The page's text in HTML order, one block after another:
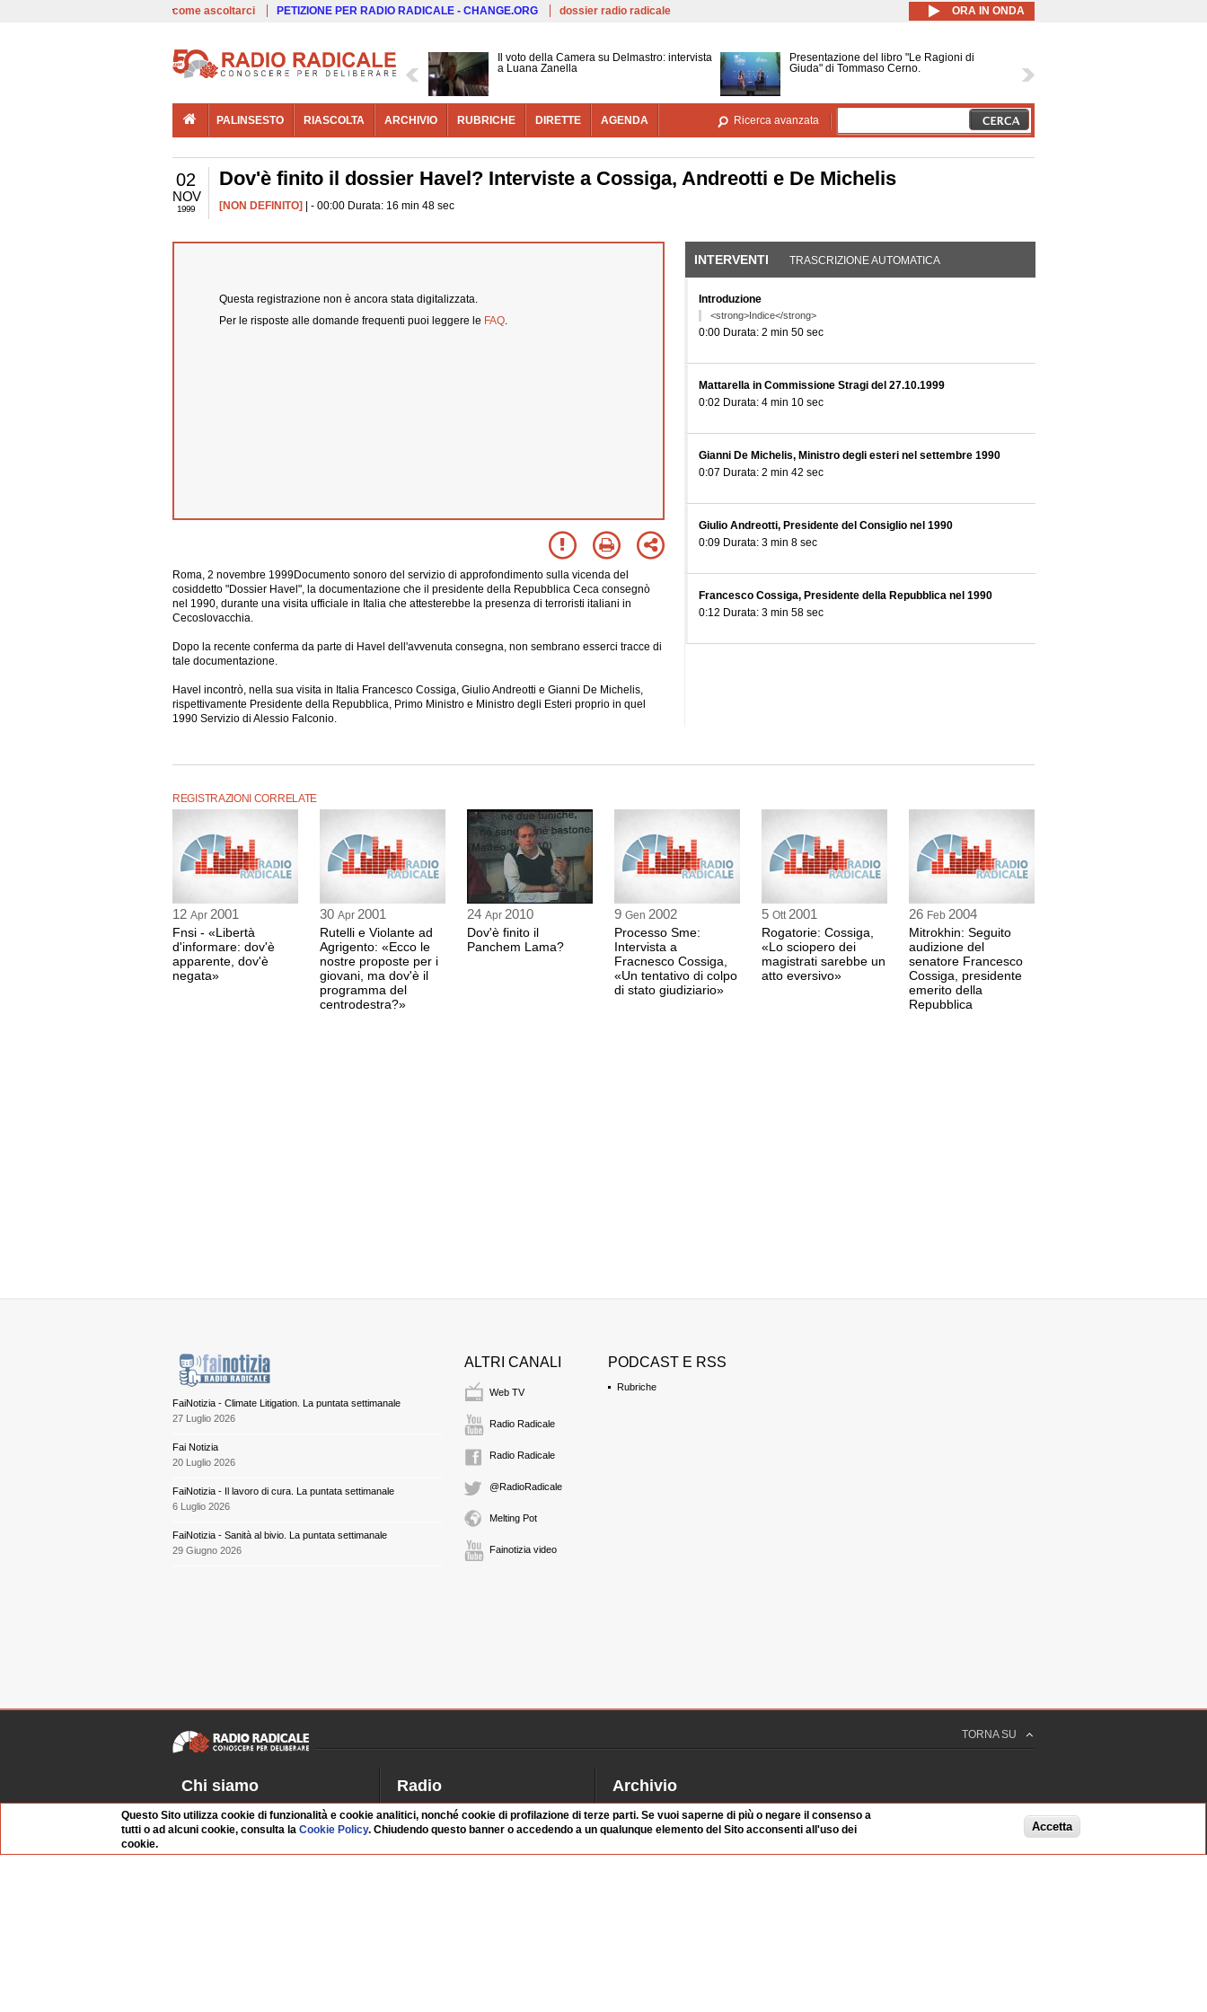
Salta al contenuto principale
come ascoltarci PETIZIONE PER RADIO RADICALE - CHANGE.ORG dossier radio radicale ORA IN ONDA
Il voto della Camera su Delmastro: intervista
a Luana Zanella
Presentazione del libro "Le Ragioni di
Giuda" di Tommaso Cerno.
PALINSESTO RIASCOLTA ARCHIVIO RUBRICHE DIRETTE AGENDA Ricerca avanzata
02
NOV
1999
Dov'è finito il dossier Havel? Interviste a Cossiga, Andreotti e De Michelis
[NON DEFINITO] | - 00:00 Durata: 16 min 48 sec
Questa registrazione non è ancora stata digitalizzata.
Per le risposte alle domande frequenti puoi leggere le FAQ.
Roma, 2 novembre 1999Documento sonoro del servizio di approfondimento sulla vicenda del
cosiddetto "Dossier Havel", la documentazione che il presidente della Repubblica Ceca consegnò
nel 1990, durante una visita ufficiale in Italia che attesterebbe la presenza di terroristi italiani in
Cecoslovacchia.
Dopo la recente conferma da parte di Havel dell'avvenuta consegna, non sembrano esserci tracce di
tale documentazione.
Havel incontrò, nella sua visita in Italia Francesco Cossiga, Giulio Andreotti e Gianni De Michelis,
rispettivamente Presidente della Repubblica, Primo Ministro e Ministro degli Esteri proprio in quel
1990 Servizio di Alessio Falconio.
INTERVENTI (SCHEDA ATTIVA)
TRASCRIZIONE AUTOMATICA
Introduzione
<strong>Indice</strong>
0:00 Durata: 2 min 50 sec
Mattarella in Commissione Stragi del 27.10.1999
0:02 Durata: 4 min 10 sec
Gianni De Michelis, Ministro degli esteri nel settembre 1990
0:07 Durata: 2 min 42 sec
Giulio Andreotti, Presidente del Consiglio nel 1990
0:09 Durata: 3 min 8 sec
Francesco Cossiga, Presidente della Repubblica nel 1990
0:12 Durata: 3 min 58 sec
REGISTRAZIONI CORRELATE
12 Apr 2001
Fnsi - «Libertà
d'informare: dov'è
apparente, dov'è
negata»
30 Apr 2001
Rutelli e Violante ad
Agrigento: «Ecco le
nostre proposte per i
giovani, ma dov'è il
programma del
centrodestra?»
24 Apr 2010
Dov'è finito il
Panchem Lama?
9 Gen 2002
Processo Sme:
Intervista a
Fracnesco Cossiga,
«Un tentativo di colpo
di stato giudiziario»
5 Ott 2001
Rogatorie: Cossiga,
«Lo sciopero dei
magistrati sarebbe un
atto eversivo»
26 Feb 2004
Mitrokhin: Seguito
audizione del
senatore Francesco
Cossiga, presidente
emerito della
Repubblica
FaiNotizia - Climate Litigation. La puntata settimanale
27 Luglio 2026
Fai Notizia
20 Luglio 2026
FaiNotizia - Il lavoro di cura. La puntata settimanale
6 Luglio 2026
FaiNotizia - Sanità al bivio. La puntata settimanale
29 Giugno 2026
ALTRI CANALI
Web TV
Radio Radicale
Radio Radicale
@RadioRadicale
Melting Pot
Fainotizia video
PODCAST E RSS
Rubriche
TORNA SU
Chi siamo
Dossier Radio Radicale
Questo sito
Radio
Palinsesto
Riascolta
Archivio
Videoparlamento
Istituzioni
Questo Sito utilizza cookie di funzionalità e cookie analitici, nonché cookie di profilazione di terze parti. Se vuoi saperne di più o negare il consenso a
tutti o ad alcuni cookie, consulta laCookie Policy. Chiudendo questo banner o accedendo a un qualunque elemento del Sito acconsenti all'uso dei
cookie.
Accetta